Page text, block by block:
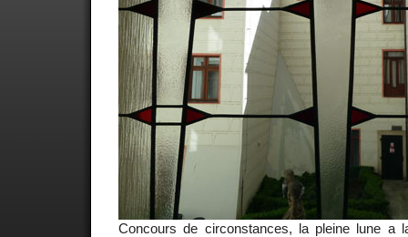
Concours de circonstances, la pleine lune a